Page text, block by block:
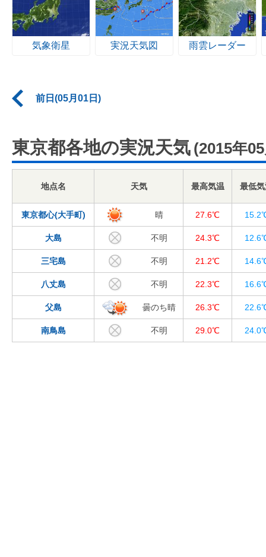
気象衛星 実況天気図 雨雲レーダー
前日(05月01日)
東京都各地の実況天気 (2015年
地点名 天気 最高気温 最低
東京都心(大手町) 晴 27.6℃
大島 不明 24.3℃
三宅島 不明 21.2℃
八丈島 不明 22.3℃
父島 曇のち晴 26.3℃
南鳥島 不明 29.0℃